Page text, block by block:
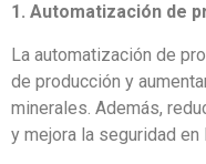
1. Automatización de
La automatización de
de producción y
minerales. Además,
y mejora la seguridad